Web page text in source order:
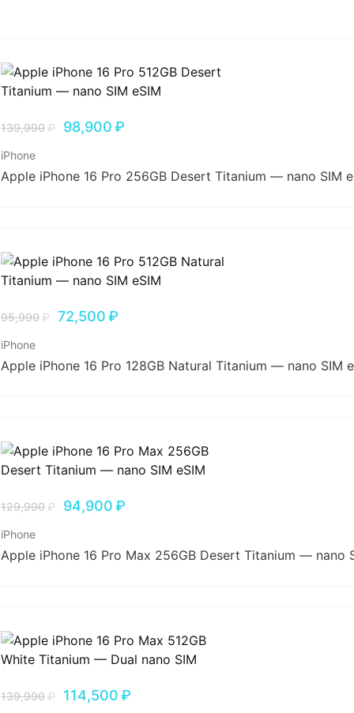
139,990₽ 98,900₽
iPhone
Apple iPhone 16 Pro 256GB Desert Titanium — nano SIM
95,990₽ 72,500₽
iPhone
Apple iPhone 16 Pro 128GB Natural Titanium — nano SIM
129,990₽ 94,900₽
iPhone
Apple iPhone 16 Pro Max 256GB Desert Titanium — nano
139,990₽ 114,500₽